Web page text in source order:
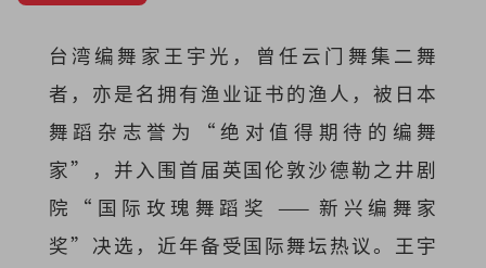
台湾编舞家王宇光，曾任云门舞集二舞
者，亦是名拥有渔业证书的渔人，被日本
舞蹈杂志誉为“绝对值得期待的编舞
家”，并入围首届英国伦敦沙德勒之井剧
院“国际玫瑰舞蹈奖 —— 新兴编舞家
奖”决选，近年备受国际舞坛热议。王宇